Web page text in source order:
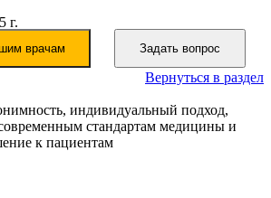
г.
врачам Задать вопрос
Вернуться в раздел
индивидуальный подход,
стандартам медицины и
к пациентам